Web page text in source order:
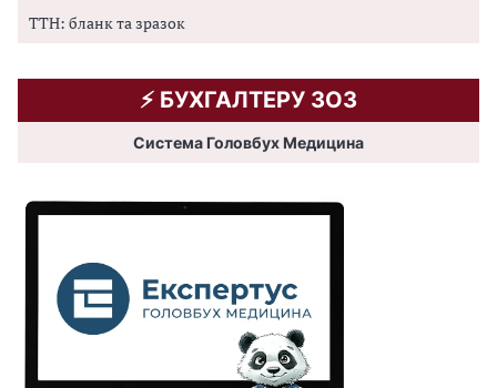
ТТН: бланк та зразок
⚡️ БУХГАЛТЕРУ ЗОЗ
Система Головбух Медицина